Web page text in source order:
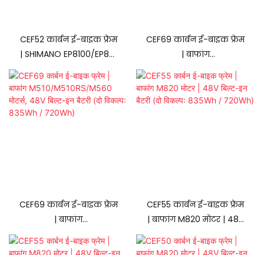
CEF52 कार्बन ई-बाइक फ्रेम
| SHIMANO EP8100/EP801
मोटर के लिए उपयुक्त,
अंतर्निर्मित बैटरी: SHIMANO
BT-E8036 (630WH) /
BT-E8035 (508WH)।
CEF69 कार्बन ई-बाइक फ्रेम
| बाफांग
M510/M510RS/M560
मोटर्स, 48V बिल्ट-इन बैटरी
(दो विकल्प: 835Wh /
CEF69 कार्बन ई-बाइक फ्रेम
| बाफांग
M510/M510RS/M560
मोटर्स, 48V बिल्ट-इन बैटरी
CEF55 कार्बन ई-बाइक फ्रेम
| बाफांग M820 मोटर | 48V
बिल्ट-इन बैटरी (दो विकल्प:
835Wh / 720Wh)